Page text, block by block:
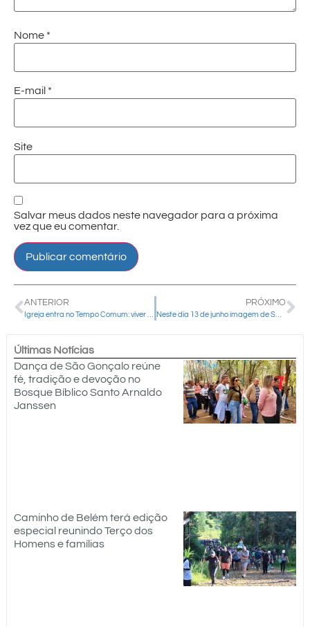
Nome *
E-mail *
Site
Salvar meus dados neste navegador para a próxima
vez que eu comentar.
ANTERIOR PRÓXIMO
Neste dia 13 de junho imagem de Santo Antônio retorna ao seu local original no Santuário Nossa Senhora de Belém
Últimas Notícias
Dança de São Gonçalo reúne
fé, tradição e devoção no
Bosque Bíblico Santo Arnaldo
Janssen
Caminho de Belém terá edição
especial reunindo Terço dos
Homens e famílias